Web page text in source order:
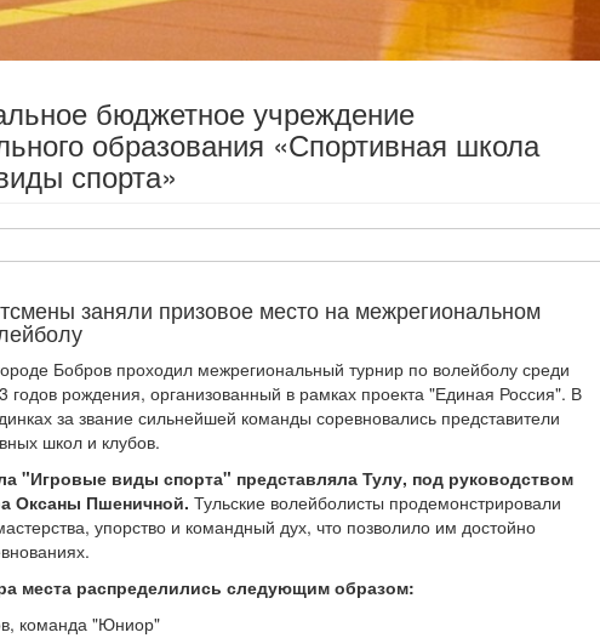
бюджетное учреждение
образования «Спортивная школа
спорта»
заняли призовое место на межрегиональном
Бобров проходил межрегиональный турнир по волейболу среди
годов рождения, организованный в рамках проекта "Единая Россия". В
за звание сильнейшей команды соревновались представители
школ и клубов.
"Игровые виды спорта" представляла Тулу, под руководством
Оксаны Пшеничной. Тульские волейболисты продемонстрировали
упорство и командный дух, что позволило им достойно
места распределились следующим образом:
команда "Юниор"